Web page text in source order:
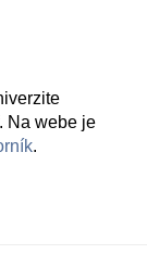
Na webe je
.